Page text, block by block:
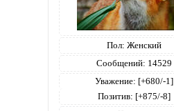
Пол: Женский
Сообщений: 14529
Уважение: [+680/-1]
Позитив: [+875/-8]